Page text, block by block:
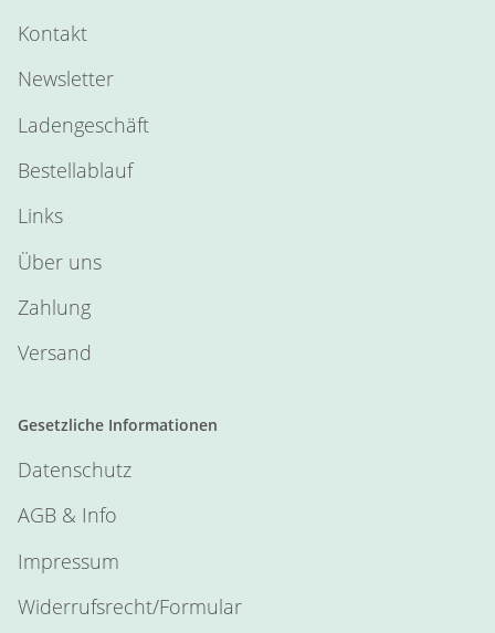
Kontakt
Newsletter
Ladengeschäft
Bestellablauf
Links
Über uns
Zahlung
Versand
Gesetzliche Informationen
Datenschutz
AGB & Info
Impressum
Widerrufsrecht/Formular